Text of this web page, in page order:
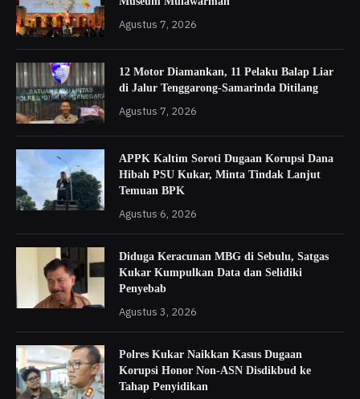
Agustus 7, 2026
12 Motor Diamankan, 11 Pelaku Balap Liar
di Jalur Tenggarong-Samarinda Ditilang
Agustus 7, 2026
APPK Kaltim Soroti Dugaan Korupsi Dana
Hibah PSU Kukar, Minta Tindak Lanjut
Temuan BPK
Agustus 6, 2026
Diduga Keracunan MBG di Sebulu, Satgas
Kukar Kumpulkan Data dan Selidiki
Penyebab
Agustus 3, 2026
Polres Kukar Naikkan Kasus Dugaan
Korupsi Honor Non-ASN Disdikbud ke
Tahap Penyidikan